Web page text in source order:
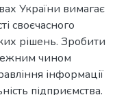
України вимагає
своєчасного
рішень. Зробити
чином
інформації
підприємства.